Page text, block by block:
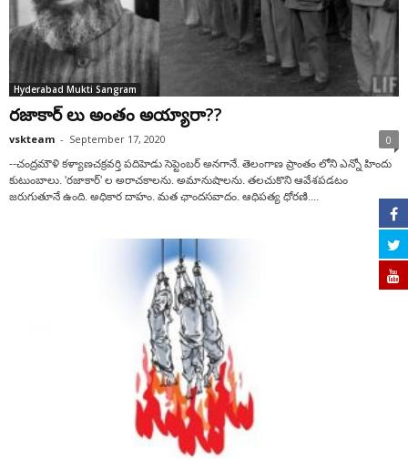
Hyderabad Mukti Sangram
రజాకార్ లు అంతం అయ్యారా??
vskteam - September 17, 2020 0
--చంద్రమౌళి కళ్యాణచక్రవర్తి పదిహెడు సెప్టెంబర్ అనగానే. తెలంగాణ ప్రాంతం లోని ఎన్నో హిందు
కుటుంబాలు. 'రజాకార్' ల అరాచకాలను. అమానుషాలను. తలచుకొని ఆవేశపడటం
జరుగుతూనే ఉంది. అధికార దాహం. మత ఛాందసవాదం. ఆధిపత్య ధోరణి....